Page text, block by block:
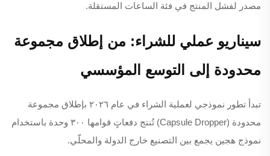
مصدر لفشل المنتج في فئة الساعات المستقلة.
سيناريو عملي للشراء: من إطلاق مجموعة
محدودة إلى التوسع المؤسسي
تبدأ تطور نموذجي لعملية الشراء في عام ٢٠٢٦ بإطلاق مجموعة
محدودة (Capsule Dropper) تُنتج دفعاتٍ قوامها ٣٠٠ وحدة باستخدام
نموذج هجين يجمع بين التصنيع خارج الدولة والمحلّي.